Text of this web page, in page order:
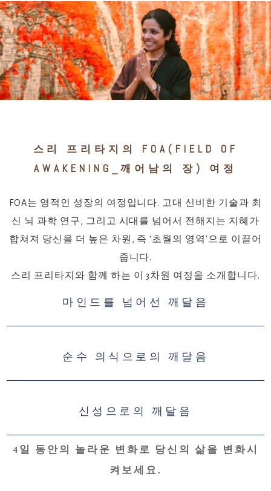
스리 프리타지의 FOA(FIELD OF
AWAKENING_깨어남의 장) 여정
FOA는 영적인 성장의 여정입니다. 고대 신비한 기술과 최
신 뇌 과학 연구, 그리고 시대를 넘어서 전해지는 지혜가
합쳐져 당신을 더 높은 차원, 즉 ‘초월의 영역’으로 이끌어
줍니다.
스리 프리타지와 함께 하는 이 3차원 여정을 소개합니다.
마인드를 넘어선 깨달음
순수 의식으로의 깨달음
신성으로의 깨달음
4일 동안의 놀라운 변화로 당신의 삶을 변화시
켜보세요.